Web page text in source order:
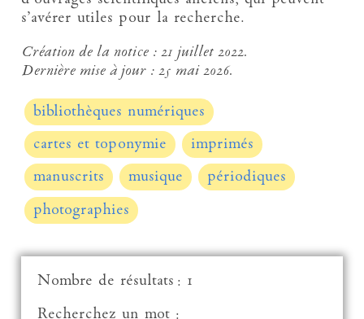
s’avérer utiles pour la recherche.
Création de la notice :21 juillet 2022.
Dernière mise à jour :25 mai 2026.
bibliothèques numériques
cartes et toponymie
imprimés
manuscrits
musique
périodiques
photographies
Nombre de résultats : 1
Recherchez un mot :